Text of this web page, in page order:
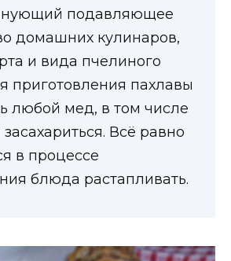
подавляющее
домашних кулинаров,
и вида пчелиного
приготовления пахлавы
любой мед, в том числе
Всё равно
в процессе
блюда растапливать.